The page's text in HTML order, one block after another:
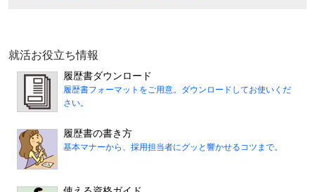
就活お役立ち情報
履歴書ダウンロード
履歴書フォーマットをご用意。ダウンロードしてお使いくだ
さい。
履歴書の書き方
基本マナーから、採用担当者にグッと響かせるコツまで。